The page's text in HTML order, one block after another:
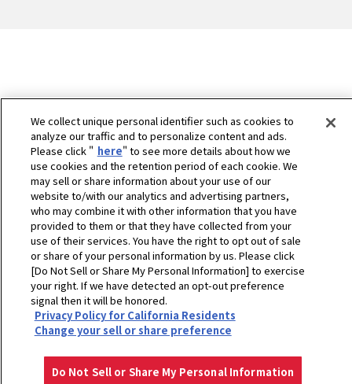
ホーム 農業 製品・サービス
トラクター作業機
ブロードキャスタAXISシリーズ
Copyright © YANMAR HOLDINGS CO., LTD. All rights reserved.
プライバシーポリシー クッキーポリシー
ご利用にあたって
Select Region
We collect unique personal identifier such as cookies to
analyze our traffic and to personalize content and ads.
Please click " here" to see more details about how we
use cookies and the retention period of each cookie. We
may sell or share information about your use of our
website to/with our analytics and advertising partners,
who may combine it with other information that you have
provided to them or that they have collected from your
use of their services. You have the right to opt out of sale
or share of your personal information by us. Please click
[Do Not Sell or Share My Personal Information] to exercise
your right. If we have detected an opt-out preference
signal then it will be honored.
Privacy Policy for California Residents
Change your sell or share preference
Do Not Sell or Share My Personal Information